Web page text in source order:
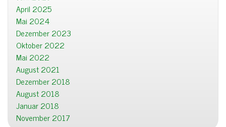
April 2025
Mai 2024
Dezember 2023
Oktober 2022
Mai 2022
August 2021
Dezember 2018
August 2018
Januar 2018
November 2017